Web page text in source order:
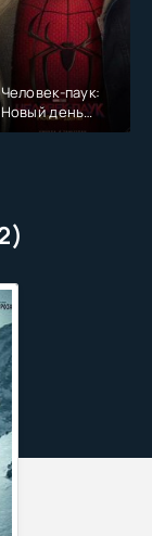
Человек-паук:
Новый день
(2026)